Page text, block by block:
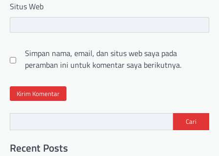
Situs Web
Simpan nama, email, dan situs web saya pada
peramban ini untuk komentar saya berikutnya.
Cari
Recent Posts